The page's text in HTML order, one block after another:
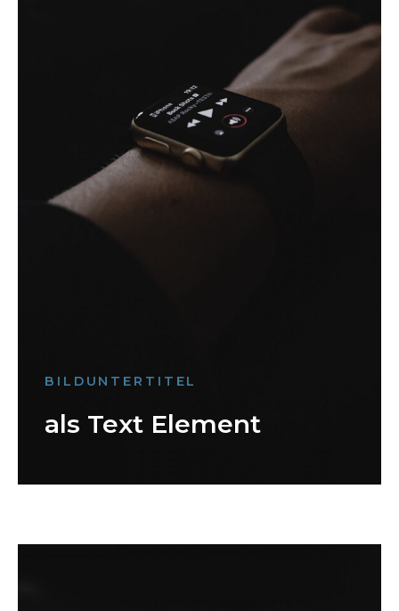
BILDUNTERTITEL
als Text Element